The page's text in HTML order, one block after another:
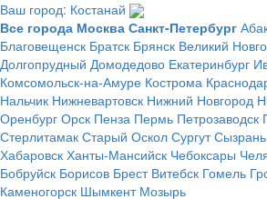
Ваш город: Костанай
Все города Москва Санкт-Петербург
Благовещенск Братск Брянск Великий
Долгопрудный Домодедово Екатеринбург
Комсомольск-на-Амуре Кострома
Нальчик Нижневартовск Нижний Новгород
Оренбург Орск Пенза Пермь Петрозаводск
Стерлитамак Старый Оскол Сургут Сызрань
Хабаровск Ханты-Мансийск Чебоксары
Бобруйск Борисов Брест Витебск Гомель
Каменогорск Шымкент Мозырь